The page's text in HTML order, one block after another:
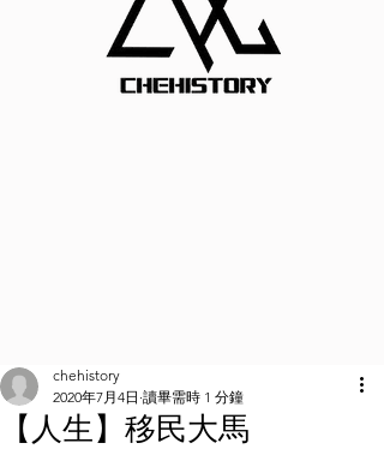
【人生】移民大馬
chehistory
2020年7月4日 讀畢需時 1 分鐘